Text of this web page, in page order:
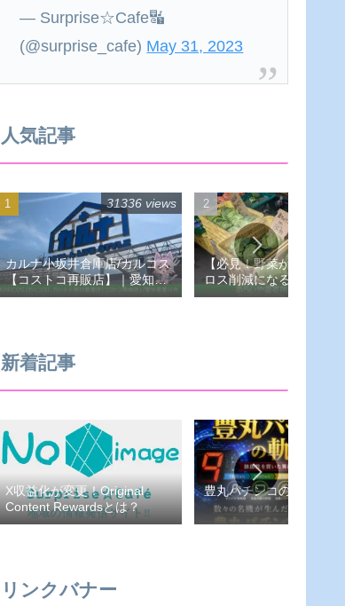
— Surprise☆Cafe🔣
(@surprise_cafe) May 31, 2023
人気記事
カルナ小坂井倉庫店/カルコス
【コストコ再販店】｜愛知県-
豊川市
31336 views
【必見！野菜が安い！フ
ロス削減になる！あらい
売所】愛知県-豊橋市
新着記事
X収益化が変更！Original
Content Rewardsとは？
豊丸パチンコの軌跡
リンクバナー